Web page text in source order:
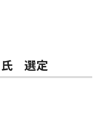
氏 選定